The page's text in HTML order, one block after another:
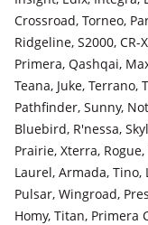
Crossroad, Torneo,
Ridgeline, S2000, CR-
Primera, Qashqai,
Teana, Juke,
Pathfinder, Sunny,
Bluebird, R'nessa,
Prairie, Xterra, Rogue,
Laurel, Armada, Tino,
Pulsar, Wingroad,
Homy, Titan, Primera